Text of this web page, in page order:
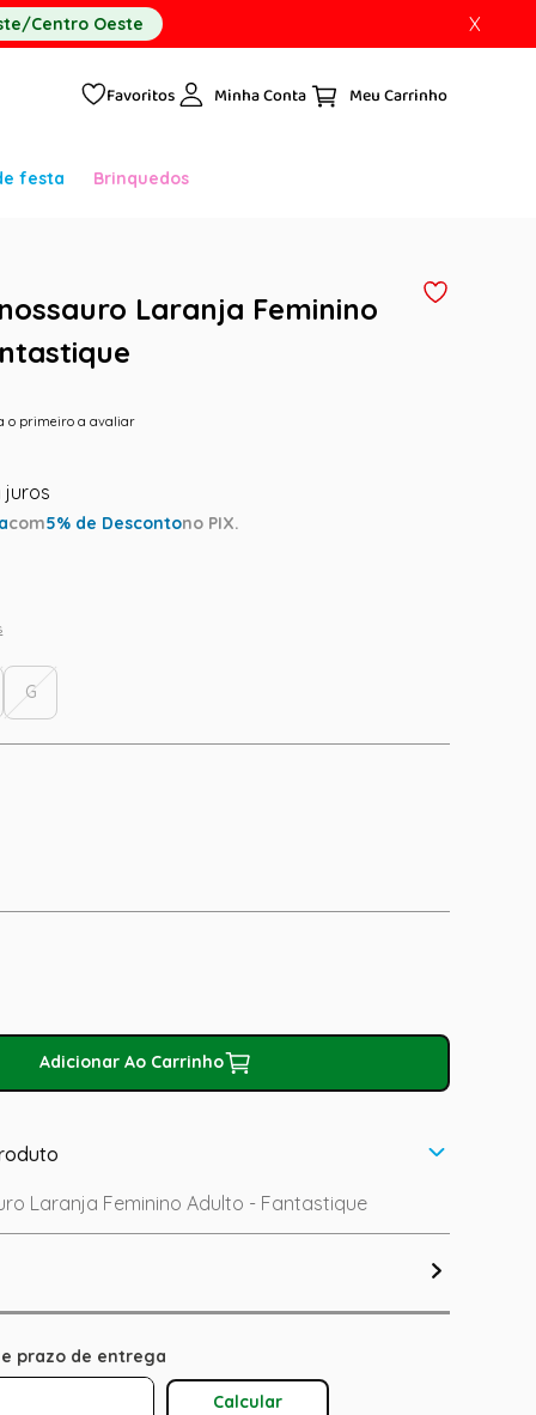
Centro Oeste X
Favoritos Minha Conta
festa Brinquedos
Laranja Feminino
o primeiro a avaliar
com5% de Descontono PIX.
G
Adicionar Ao Carrinho
Laranja Feminino Adulto - Fantastique
Calcular O Frete